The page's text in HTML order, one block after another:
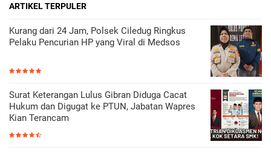
ARTIKEL TERPULER
Kurang dari 24 Jam, Polsek Ciledug Ringkus
Pelaku Pencurian HP yang Viral di Medsos
Surat Keterangan Lulus Gibran Diduga Cacat
Hukum dan Digugat ke PTUN, Jabatan Wapres
Kian Terancam